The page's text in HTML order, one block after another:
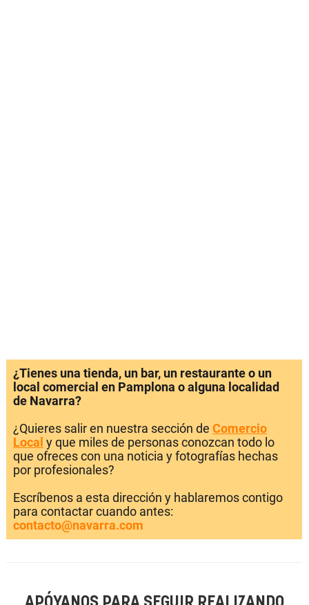
¿Tienes una tienda, un bar, un restaurante o un
local comercial en Pamplona o alguna localidad
de Navarra?
¿Quieres salir en nuestra sección de Comercio
Local y que miles de personas conozcan todo lo
que ofreces con una noticia y fotografías hechas
por profesionales?
Escríbenos a esta dirección y hablaremos contigo
para contactar cuando antes:
contacto@navarra.com